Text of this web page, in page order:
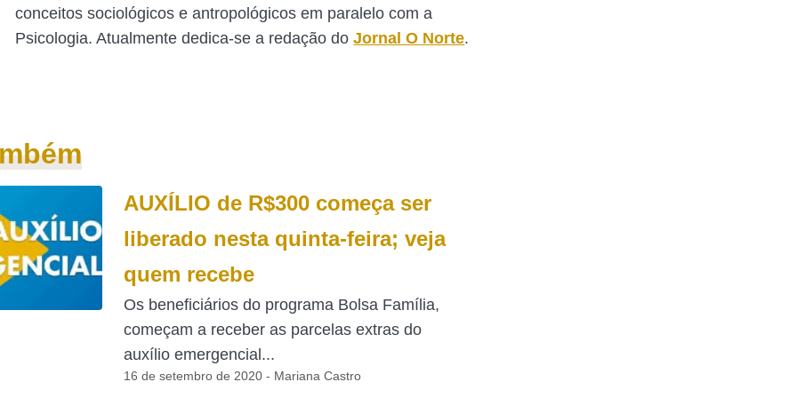
conceitos sociológicos e antropológicos em paralelo com a
Psicologia. Atualmente dedica-se a redação do Jornal O Norte.
AUXÍLIO de R$300 começa ser
liberado nesta quinta-feira; veja
quem recebe
Os beneficiários do programa Bolsa Família,
começam a receber as parcelas extras do
auxílio emergencial...
16 de setembro de 2020 - Mariana Castro